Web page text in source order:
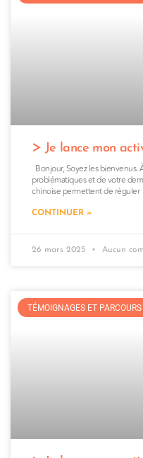
Je lance mon
Bonjour, Soyez les bienvenus.
problématiques et de votre
chinoise permettent de réguler
CONTINUER »
26 mars 2025 Aucun
TÉMOIGNAGES ET PARCOURS